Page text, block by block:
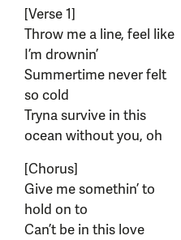
[Verse 1]
Throw me a line, feel like
I’m drownin’
Summertime never felt
so cold
Tryna survive in this
ocean without you, oh
[Chorus]
Give me somethin’ to
hold on to
Can’t be in this love